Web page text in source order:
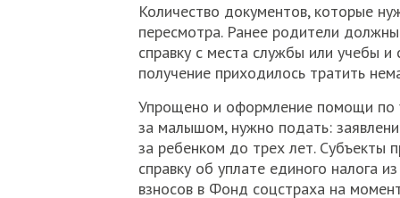
Количество документов, которые
пересмотра. Ранее родители
справку с места службы или учебы
получение приходилось тратить
Упрощено и оформление помощи по
за малышом, нужно подать:
за ребенком до трех лет. Субъекты
справку об уплате единого налога
взносов в Фонд соцстраха на